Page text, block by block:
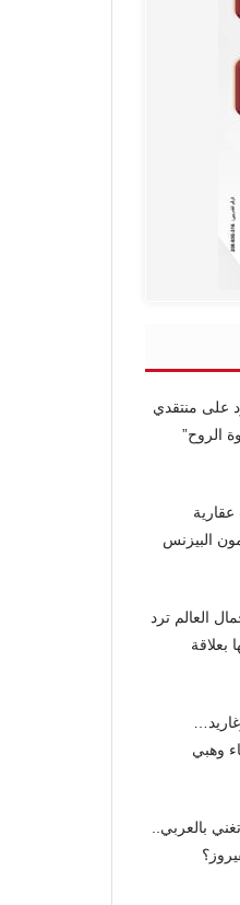
على منتقدي
الروح”
البيزنس
العالم ترد
بعلاقة
وهبي
بالعربي..